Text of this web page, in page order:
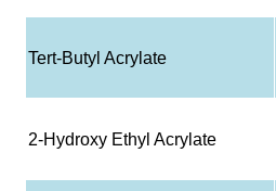
Tert-Butyl Acrylate
2-Hydroxy Ethyl Acrylate